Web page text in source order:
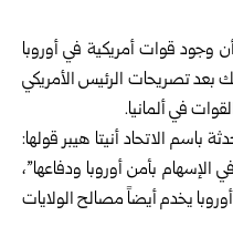
وجود قوات أمريكية في أوروبا
تصريحات الرئيس الأمريكي
في ألمانيا.
الاتحاد أنيتا هيبر قولها:
بأمن أوروبا ودفاعها”،
يخدم أيضاً مصالح الولايات